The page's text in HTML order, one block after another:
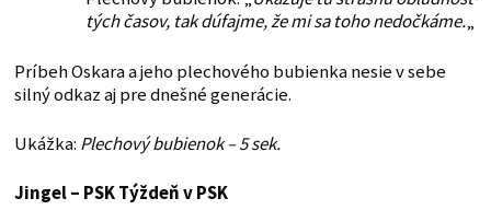
tých časov, tak dúfajme, že mi sa toho nedočkáme.„
Príbeh Oskara a jeho plechového bubienka nesie v sebe
silný odkaz aj pre dnešné generácie.
Ukážka: Plechový bubienok – 5 sek.
Jingel – PSK Týždeň v PSK